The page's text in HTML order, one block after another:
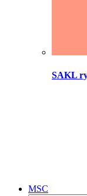
SAKL
MSC